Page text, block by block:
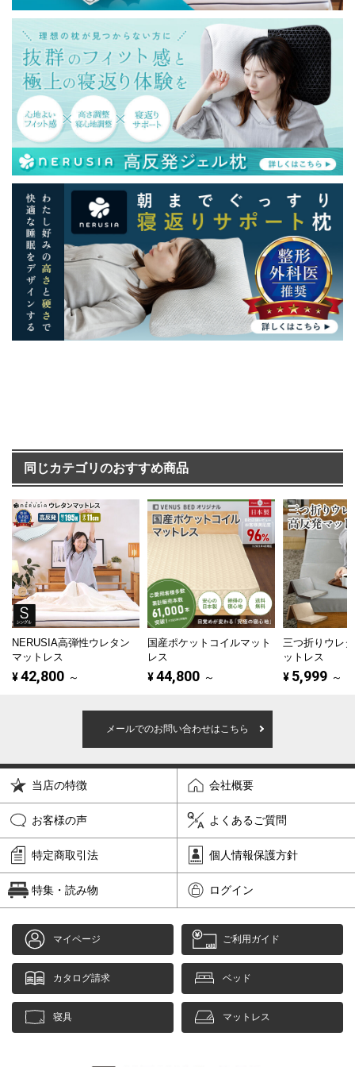
同じカテゴリのおすすめ商品
NERUSIA高弾性ウレタン
マットレス
¥42,800 ～
国産ポケットコイルマット
レス
¥44,800 ～
三つ折りウレ
ットレス
¥ 5,999 ～
メールでのお問い合わせはこちら
当店の特徴 会社概要
お客様の声 よくあるご質問
特定商取引法 個人情報保護方針
特集・読み物 ログイン
マイページ ご利用ガイド
カタログ請求 ベッド
寝具 マットレス